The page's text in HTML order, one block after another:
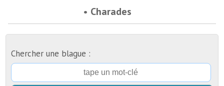
Charades
Chercher une blague :